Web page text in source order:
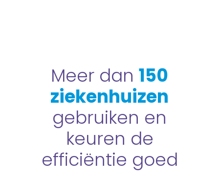
Meer dan 150
ziekenhuizen
gebruiken en
keuren de
efficiëntie goed